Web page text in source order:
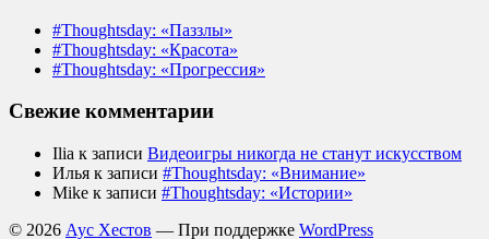
#Thoughtsday: «Паззлы»
#Thoughtsday: «Красота»
#Thoughtsday: «Прогрессия»
Свежие комментарии
Ilia к записи Видеоигры никогда не станут искусством
Илья к записи #Thoughtsday: «Внимание»
Mike к записи #Thoughtsday: «Истории»
© 2026 Аус Хестов — При поддержке WordPress